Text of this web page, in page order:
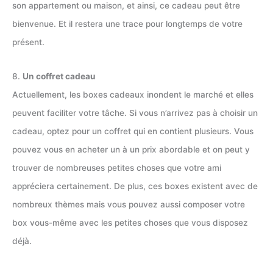
son appartement ou maison, et ainsi, ce cadeau peut être
bienvenue. Et il restera une trace pour longtemps de votre
présent.
8. Un coffret cadeau
Actuellement, les boxes cadeaux inondent le marché et elles
peuvent faciliter votre tâche. Si vous n’arrivez pas à choisir un
cadeau, optez pour un coffret qui en contient plusieurs. Vous
pouvez vous en acheter un à un prix abordable et on peut y
trouver de nombreuses petites choses que votre ami
appréciera certainement. De plus, ces boxes existent avec de
nombreux thèmes mais vous pouvez aussi composer votre
box vous-même avec les petites choses que vous disposez
déjà.